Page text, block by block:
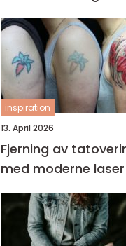
inspiration
13. April 2026
Fjerning av
med moderne laser